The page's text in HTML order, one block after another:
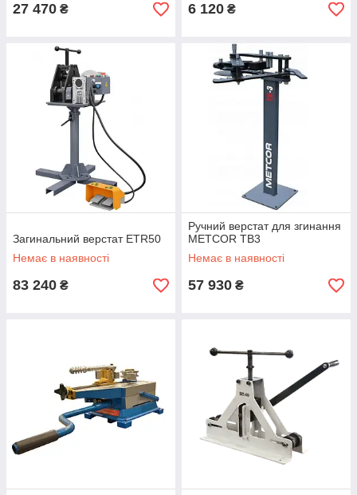
27 470 ₴ 6 120 ₴
Загинальний верстат ETR50
Немає в наявності
83 240 ₴
Ручний верстат для згинання
METCOR TB3
Немає в наявності
57 930 ₴